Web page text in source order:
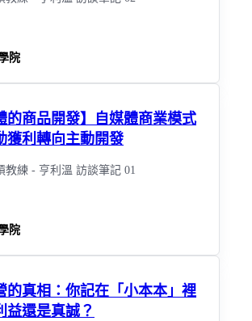
院
的商品開發】自媒體商業模式
獲利轉向主動開發
教練 - 亨利溫 訪談筆記 01
院
的真相：你記在「小本本」裡
益還是真誠？